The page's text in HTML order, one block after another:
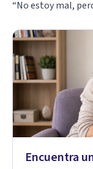
“No estoy mal,
Encuentra